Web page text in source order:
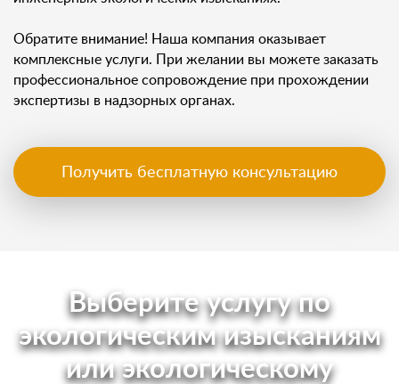
Обратите внимание! Наша компания оказывает
комплексные услуги. При желании вы можете заказать
профессиональное сопровождение при прохождении
экспертизы в надзорных органах.
Получить бесплатную консультацию
Выберите услугу по
экологическим изысканиям
или экологическому